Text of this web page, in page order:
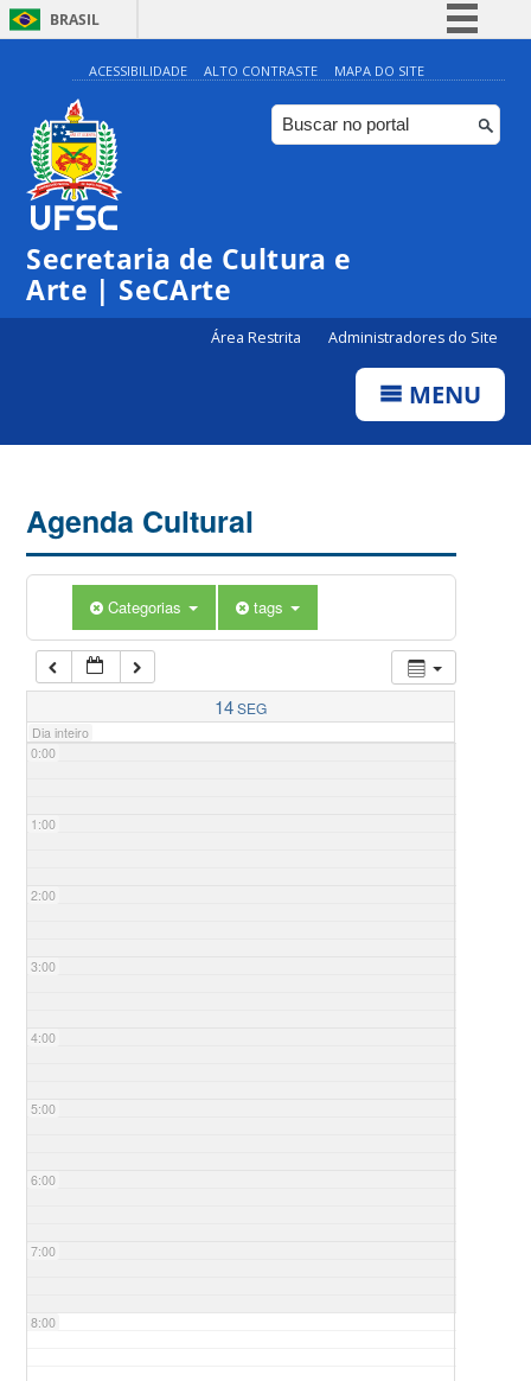
BRASIL
Simplifique!
Comunica BR
Participe
ACESSIBILIDADE ALTO CONTRASTE MAPA DO SITE
Secretaria de Cultura e
Arte | SeCArte
Área Restrita Administradores do Site
MENU
Agenda Cultural
Categorias tags
14SEG
Dia inteiro
0:00
1:00
2:00
3:00
4:00
5:00
6:00
7:00
8:00